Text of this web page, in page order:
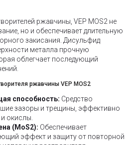
ржавчины, VEP MOS2 не
но и обеспечивает длительную
закисания. Дисульфид
металла прочную
облегчает последующий
ржавчины VEP MOS2
способность: Средство
зазоры и трещины, эффективно
окислы.
(MoS2): Обеспечивает
эффект и защиту от повторной